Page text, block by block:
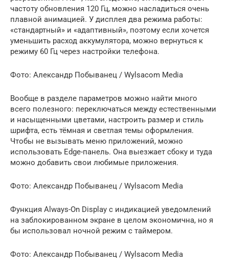
частоту обновления 120 Гц, можно насладиться очень
плавной анимацией. У дисплея два режима работы:
«стандартный» и «адаптивный», поэтому если хочется
уменьшить расход аккумулятора, можно вернуться к
режиму 60 Гц через настройки телефона.
Фото: Александр Побыванец / Wylsacom Media
Вообще в разделе параметров можно найти много
всего полезного: переключаться между естественными
и насыщенными цветами, настроить размер и стиль
шрифта, есть тёмная и светлая темы оформления.
Чтобы не вызывать меню приложений, можно
использовать Edge-панель. Она выезжает сбоку и туда
можно добавить свои любимые приложения.
Фото: Александр Побыванец / Wylsacom Media
Функция Always-On Display с индикацией уведомлений
на заблокированном экране в целом экономична, но я
бы использовал ночной режим с таймером.
Фото: Александр Побыванец / Wylsacom Media